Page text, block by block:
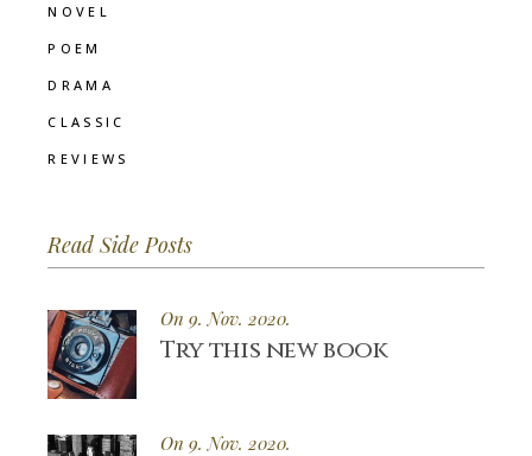
NOVEL
POEM
DRAMA
CLASSIC
REVIEWS
Read Side Posts
On 9. Nov. 2020.
Try this new book
On 9. Nov. 2020.